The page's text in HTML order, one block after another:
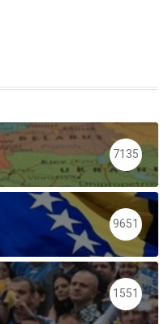
7135
9651
1551